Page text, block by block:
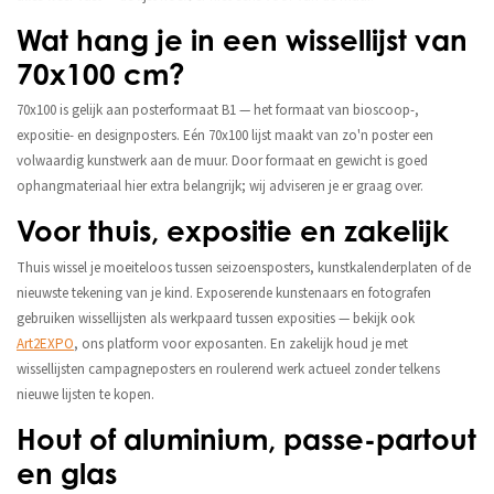
Wat hang je in een wissellijst van
70x100 cm?
70x100 is gelijk aan posterformaat B1 — het formaat van bioscoop-,
expositie- en designposters. Eén 70x100 lijst maakt van zo'n poster een
volwaardig kunstwerk aan de muur. Door formaat en gewicht is goed
ophangmateriaal hier extra belangrijk; wij adviseren je er graag over.
Voor thuis, expositie en zakelijk
Thuis wissel je moeiteloos tussen seizoensposters, kunstkalenderplaten of de
nieuwste tekening van je kind. Exposerende kunstenaars en fotografen
gebruiken wissellijsten als werkpaard tussen exposities — bekijk ook
Art2EXPO, ons platform voor exposanten. En zakelijk houd je met
wissellijsten campagneposters en roulerend werk actueel zonder telkens
nieuwe lijsten te kopen.
Hout of aluminium, passe-partout
en glas